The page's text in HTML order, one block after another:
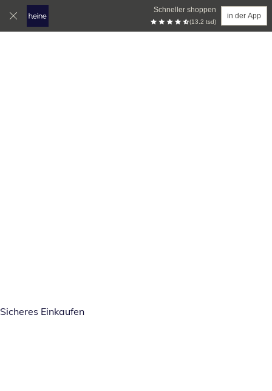
Schneller shoppen
(13.2 tsd)
in der App
Sicheres Einkaufen